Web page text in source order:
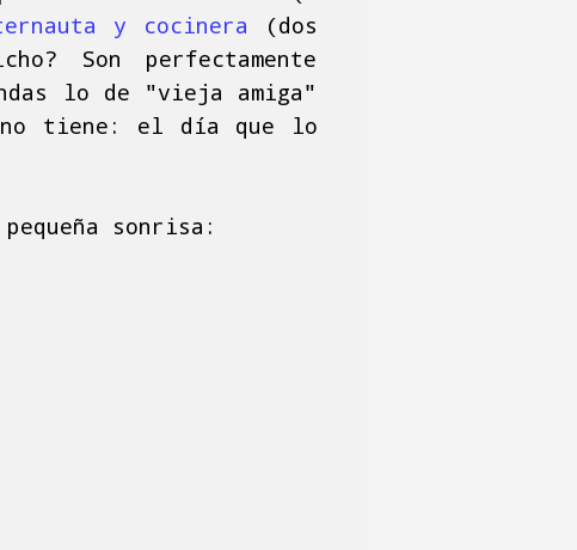
y cocinera (dos
Son perfectamente
lo de "vieja amiga"
no tiene: el día que lo
sonrisa: